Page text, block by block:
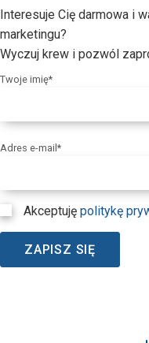
Interesuje Cię darmowa i
marketingu?
Wyczuj krew i pozwól
Twoje imię*
Adres e-mail*
Akceptuję politykę
ZAPISZ SIĘ